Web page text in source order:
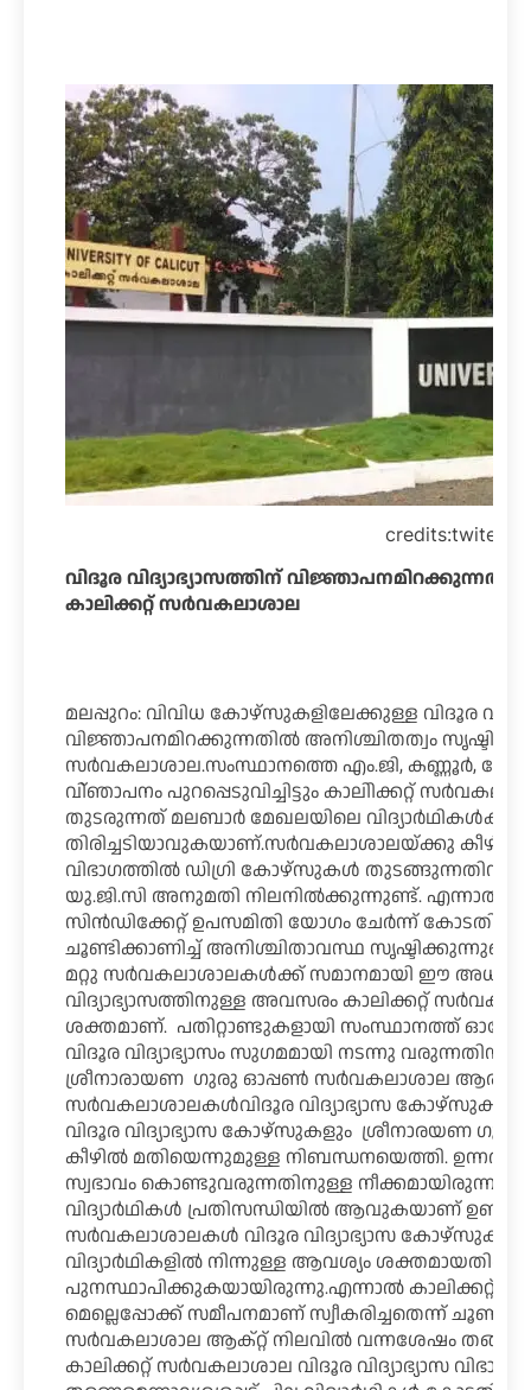
credits:twiter
വിദൂര വിദ്യാഭ്യാസത്തിന്
കാലിക്കറ്റ് സർവകലാശാല
മലപ്പുറം: വിവിധ കോഴ്സുകളിലേക്കുള്ള വിദൂര
വിജ്ഞാപനമിറക്കുന്നതിൽ അനിശ്ചിതത്വം സൃഷ്ടിച്ച്
സർവകലാശാല.സംസ്ഥാനത്തെ എം.ജി, കണ്ണൂർ,
വി്ഞാപനം പുറപ്പെടുവിച്ചിട്ടും കാലിിക്കറ്റ്
തുടരുന്നത് മലബാർ മേഖലയിലെ വിദ്യാർഥികൾക്ക്
തിരിച്ചടിയാവുകയാണ്.സർവകലാശാലയ്ക്കു
വിഭാഗത്തിൽ ഡിഗ്രി കോഴ്സുകൾ തുടങ്ങുന്നതിന്
യു.ജി.സി അനുമതി നിലനിൽക്കുന്നുണ്ട്. എന്നാൽ,
സിൻഡിക്കേറ്റ് ഉപസമിതി യോഗം ചേർന്ന്
ചൂണ്ടിക്കാണിച്ച് അനിശ്ചിതാവസ്ഥ
മറ്റു സർവകലാശാലകൾക്ക് സമാനമായി ഈ
വിദ്യാഭ്യാസത്തിനുള്ള അവസരം കാലിക്കറ്റ്
ശക്തമാണ്. പതിറ്റാണ്ടുകളായി സംസ്ഥാനത്ത്
വിദൂര വിദ്യാഭ്യാസം സുഗമമായി നടന്നു
ശ്രീനാരായണ ഗുരു ഓപ്പൺ സർവകലാശാല
സർവകലാശാലകൾവിദൂര വിദ്യാഭ്യാസ കോഴ്സുകൾ
വിദൂര വിദ്യാഭ്യാസ കോഴ്സുകളും ശ്രീനാരയണ
കീഴിൽ മതിയെന്നുമുള്ള നിബന്ധനയെത്തി. ഉന്നത
സ്വഭാവം കൊണ്ടുവരുന്നതിനുള്ള നീക്കമായിരുന്നു
വിദ്യാർഥികൾ പ്രതിസന്ധിയിൽ ആവുകയാണ്
സർവകലാശാലകൾ വിദൂര വിദ്യാഭ്യാസ കോഴ്സുകൾ
വിദ്യാർഥികളിൽ നിന്നുള്ള ആവശ്യം
പുനസ്ഥാപിക്കുകയായിരുന്നു.എന്നാൽ കാലിക്കറ്റ്
മെല്ലെപ്പോക്ക് സമീപനമാണ് സ്വീകരിച്ചതെന്ന്
സർവകലാശാല ആക്റ്റ് നിലവിൽ വന്നശേഷം
കാലിക്കറ്റ് സർവകലാശാല വിദൂര വിദ്യാഭ്യാസ